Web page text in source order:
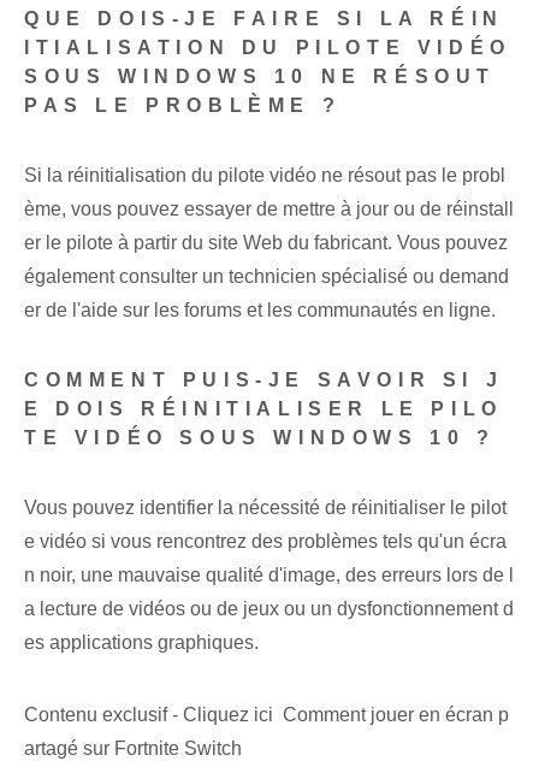
QUE DOIS-JE FAIRE SI LA RÉIN
ITIALISATION DU PILOTE VIDÉO
SOUS WINDOWS 10 NE RÉSOUT
PAS LE PROBLÈME ?
Si la réinitialisation du pilote vidéo ne résout pas le probl
ème, vous pouvez essayer de mettre à jour ou de réinstall
er le pilote à partir du site Web du fabricant. Vous pouvez
également consulter un technicien spécialisé ou demand
er de l'aide sur les forums et les communautés en ligne.
COMMENT PUIS-JE SAVOIR SI J
E DOIS RÉINITIALISER LE PILO
TE VIDÉO SOUS WINDOWS 10 ?
Vous pouvez identifier la nécessité de réinitialiser le pilot
e vidéo si vous rencontrez des problèmes tels qu'un écra
n noir, une mauvaise qualité d'image, des erreurs lors de l
a lecture de vidéos ou de jeux ou un dysfonctionnement d
es applications graphiques.
Contenu exclusif - Cliquez ici Comment jouer en écran p
artagé sur Fortnite Switch